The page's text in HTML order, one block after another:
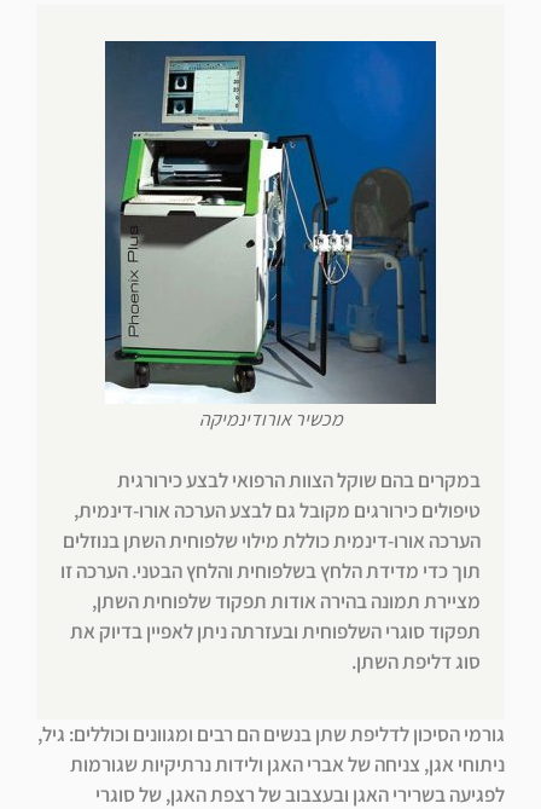
מכשיר אורודינמיקה
במקרים בהם שוקל הצוות הרפואי לבצע כירורגית
טיפולים כירורגים מקובל גם לבצע הערכה אורו-דינמית,
הערכה אורו-דינמית כוללת מילוי שלפוחית השתן בנוזלים
תוך כדי מדידת הלחץ בשלפוחית והלחץ הבטני. הערכה זו
מציירת תמונה בהירה אודות תפקוד שלפוחית השתן,
תפקוד סוגרי השלפוחית ובעזרתה ניתן לאפיין בדיוק את
סוג דליפת השתן.
גורמי הסיכון לדליפת שתן בנשים הם רבים ומגוונים וכוללים: גיל,
ניתוחי אגן, צניחה של אברי האגן ולידות נרתיקיות שגורמות
לפגיעה בשרירי האגן ובעצבוב של רצפת האגן, של סוגרי